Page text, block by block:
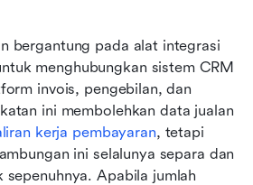
bergantung pada alat integrasi
menghubungkan sistem CRM
invois, pengebilan, dan
ini membolehkan data jualan
kerja pembayaran, tetapi
ini selalunya separa dan
sepenuhnya. Apabila jumlah